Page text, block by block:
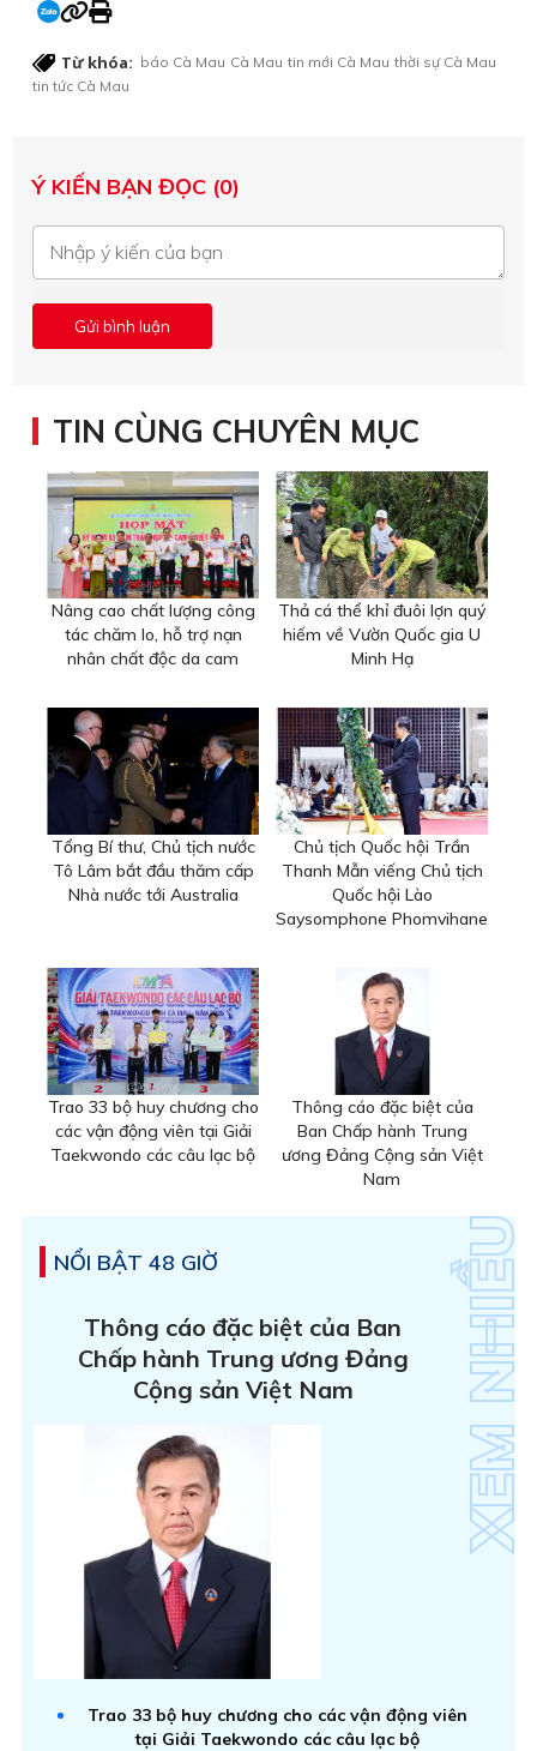
Từ khóa: báo Cà Mau Cà Mau tin mới Cà Mau thời sự Cà Mau
tin tức Cà Mau
Ý KIẾN BẠN ĐỌC (0)
TIN CÙNG CHUYÊN MỤC
Nâng cao chất lượng công
tác chăm lo, hỗ trợ nạn
nhân chất độc da cam
Thả cá thể khỉ đuôi lợn quý
hiếm về Vườn Quốc gia U
Minh Hạ
Tổng Bí thư, Chủ tịch nước
Tô Lâm bắt đầu thăm cấp
Nhà nước tới Australia
Chủ tịch Quốc hội Trần
Thanh Mẫn viếng Chủ tịch
Quốc hội Lào
Saysomphone Phomvihane
Trao 33 bộ huy chương cho
các vận động viên tại Giải
Taekwondo các câu lạc bộ
Thông cáo đặc biệt của
Ban Chấp hành Trung
ương Đảng Cộng sản Việt
Nam
NỔI BẬT 48 GIỜ
Thông cáo đặc biệt của Ban
Chấp hành Trung ương Đảng
Cộng sản Việt Nam
Trao 33 bộ huy chương cho các vận động viên
tại Giải Taekwondo các câu lạc bộ